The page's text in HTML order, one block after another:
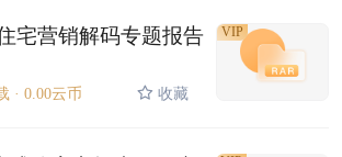
宅营销解码专题报告
· 0.00云币 收藏
VIP